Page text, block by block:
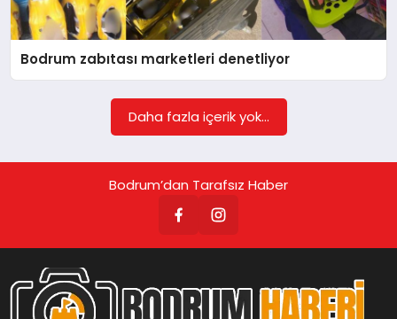
KÖŞE YAZILARI
☰
Bodrum zabıtası marketleri denetliyor
Daha fazla içerik yok...
Bodrum’dan Tarafsız Haber